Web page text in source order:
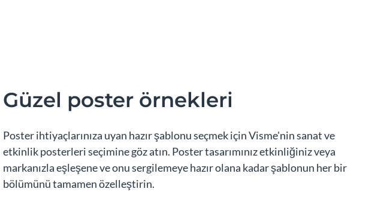
Güzel poster örnekleri
Poster ihtiyaçlarınıza uyan hazır şablonu seçmek için Visme'nin sanat ve
etkinlik posterleri seçimine göz atın. Poster tasarımınız etkinliğiniz veya
markanızla eşleşene ve onu sergilemeye hazır olana kadar şablonun her bir
bölümünü tamamen özelleştirin.